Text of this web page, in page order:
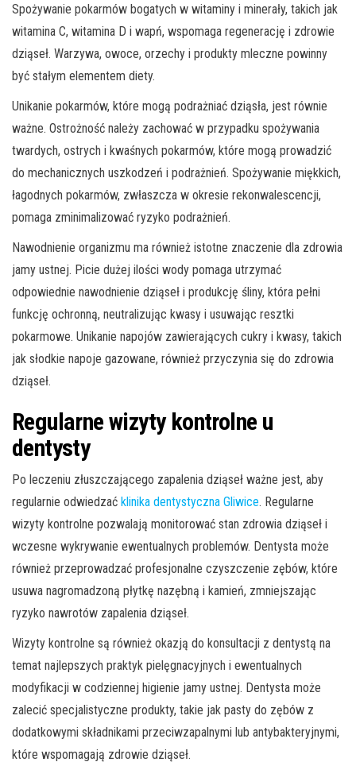
Spożywanie pokarmów bogatych w witaminy i minerały, takich jak
witamina C, witamina D i wapń, wspomaga regenerację i zdrowie
dziąseł. Warzywa, owoce, orzechy i produkty mleczne powinny
być stałym elementem diety.
Unikanie pokarmów, które mogą podrażniać dziąsła, jest równie
ważne. Ostrożność należy zachować w przypadku spożywania
twardych, ostrych i kwaśnych pokarmów, które mogą prowadzić
do mechanicznych uszkodzeń i podrażnień. Spożywanie miękkich,
łagodnych pokarmów, zwłaszcza w okresie rekonwalescencji,
pomaga zminimalizować ryzyko podrażnień.
Nawodnienie organizmu ma również istotne znaczenie dla zdrowia
jamy ustnej. Picie dużej ilości wody pomaga utrzymać
odpowiednie nawodnienie dziąseł i produkcję śliny, która pełni
funkcję ochronną, neutralizując kwasy i usuwając resztki
pokarmowe. Unikanie napojów zawierających cukry i kwasy, takich
jak słodkie napoje gazowane, również przyczynia się do zdrowia
dziąseł.
Regularne wizyty kontrolne u
dentysty
Po leczeniu złuszczającego zapalenia dziąseł ważne jest, aby
regularnie odwiedzać klinika dentystyczna Gliwice. Regularne
wizyty kontrolne pozwalają monitorować stan zdrowia dziąseł i
wczesne wykrywanie ewentualnych problemów. Dentysta może
również przeprowadzać profesjonalne czyszczenie zębów, które
usuwa nagromadzoną płytkę nazębną i kamień, zmniejszając
ryzyko nawrotów zapalenia dziąseł.
Wizyty kontrolne są również okazją do konsultacji z dentystą na
temat najlepszych praktyk pielęgnacyjnych i ewentualnych
modyfikacji w codziennej higienie jamy ustnej. Dentysta może
zalecić specjalistyczne produkty, takie jak pasty do zębów z
dodatkowymi składnikami przeciwzapalnymi lub antybakteryjnymi,
które wspomagają zdrowie dziąseł.